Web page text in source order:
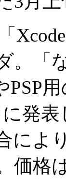
。「
PSP
発
によ
価格